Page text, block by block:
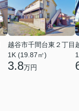
越谷市千間台東２丁目
1K (19.87㎡)
3.8万円